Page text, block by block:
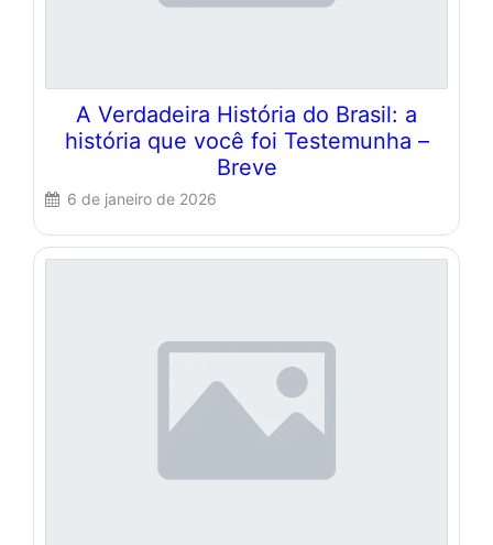
A Verdadeira História do Brasil: a
história que você foi Testemunha –
Breve
6 de janeiro de 2026